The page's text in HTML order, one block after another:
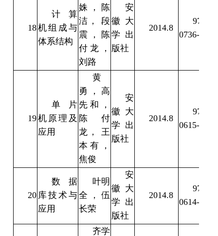
18
计算
机组成与
体系结构
姝，陈
洁， 段
震，陈
付龙，
刘路
安
徽大
学出
版社
2014.8
978-7-
0736-8
19
单片
机原理及
应用
黄
勇，高
先和，
陈付
龙， 王
本有，
焦俊
安
徽大
学出
版社
2014.8
978-7-
0615-6
20
数据
库技术与
应用
叶明
全，伍
长荣
安
徽大
学出
版社
2014.8
978-7-
0614-9
齐学